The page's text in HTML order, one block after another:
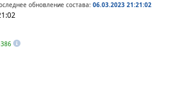
обновление состава: 06.03.2023 21:21:02